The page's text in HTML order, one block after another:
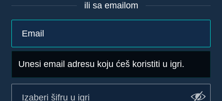
ili sa emailom
Unesi email adresu koju ćeš koristiti u igri.